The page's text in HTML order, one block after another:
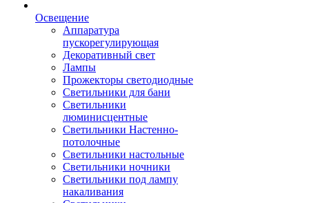
Освещение
Аппаратура
пускорегулирующая
Декоративный свет
Лампы
Прожекторы светодиодные
Светильники для бани
Светильники
люминисцентные
Светильники Настенно-
потолочные
Светильники настольные
Светильники ночники
Светильники под лампу
накаливания